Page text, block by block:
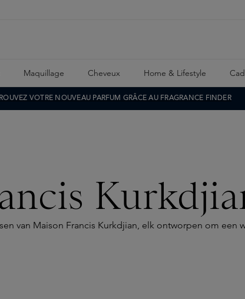
Maquillage Cheveux Home & Lifestyle
VOTRE NOUVEAU PARFUM GRÂCE AU FRAGRANCE FINDER
van Maison Francis Kurkdjian, elk ontworpen om een